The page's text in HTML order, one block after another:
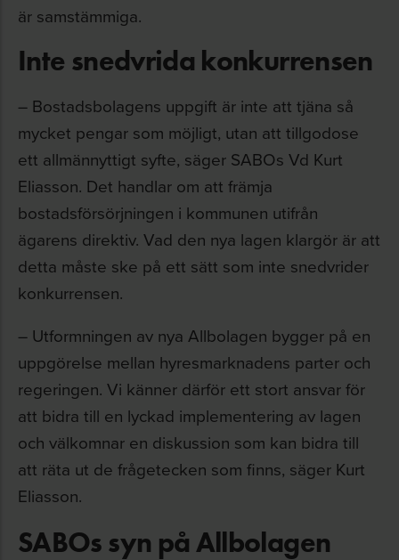
är samstämmiga.
Inte snedvrida konkurrensen
– Bostadsbolagens uppgift är inte att tjäna så
mycket pengar som möjligt, utan att tillgodose
ett allmännyttigt syfte, säger SABOs Vd Kurt
Eliasson. Det handlar om att främja
bostadsförsörjningen i kommunen utifrån
ägarens direktiv. Vad den nya lagen klargör är att
detta måste ske på ett sätt som inte snedvrider
konkurrensen.
– Utformningen av nya Allbolagen bygger på en
uppgörelse mellan hyresmarknadens parter och
regeringen. Vi känner därför ett stort ansvar för
att bidra till en lyckad implementering av lagen
och välkomnar en diskussion som kan bidra till
att räta ut de frågetecken som finns, säger Kurt
Eliasson.
SABOs syn på Allbolagen